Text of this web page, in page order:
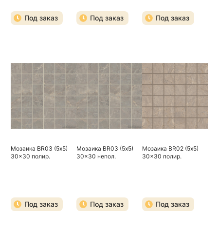
Под заказ Под заказ Под заказ
Мозаика BR03 (5х5)
30x30 полир.
Под заказ
Мозаика BR03 (5х5)
30x30 непол.
Под заказ
Мозаика BR02 (5х5)
30x30 полир.
Под заказ